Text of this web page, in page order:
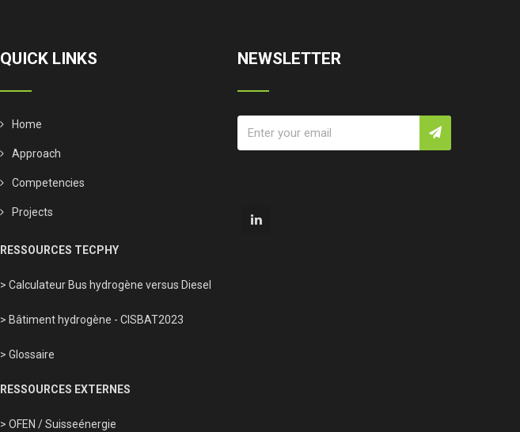
QUICK LINKS
Home
Approach
Competencies
Projects
RESSOURCES TECPHY
> Calculateur Bus hydrogène versus Diesel
> Bâtiment hydrogène - CISBAT2023
> Glossaire
RESSOURCES EXTERNES
> OFEN /Suisseénergie
NEWSLETTER